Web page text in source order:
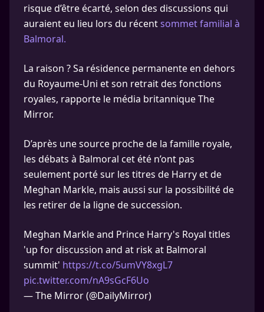
risque d’être écarté, selon des discussions qui
auraient eu lieu lors du récentsommet familial à
Balmoral.
La raison ? Sa résidence permanente en dehors
du Royaume-Uni et son retrait des fonctions
royales, rapporte le média britannique The
Mirror.
D’après une source proche de la famille royale,
les débats à Balmoral cet été n’ont pas
seulement porté sur les titres de Harry et de
Meghan Markle, mais aussi sur la possibilité de
les retirer de la ligne de succession.
Meghan Markle and Prince Harry's Royal titles
'up for discussion and at risk at Balmoral
summit' https://t.co/5umVY8xgL7
pic.twitter.com/nA9sGcF6Uo
— The Mirror (@DailyMirror)